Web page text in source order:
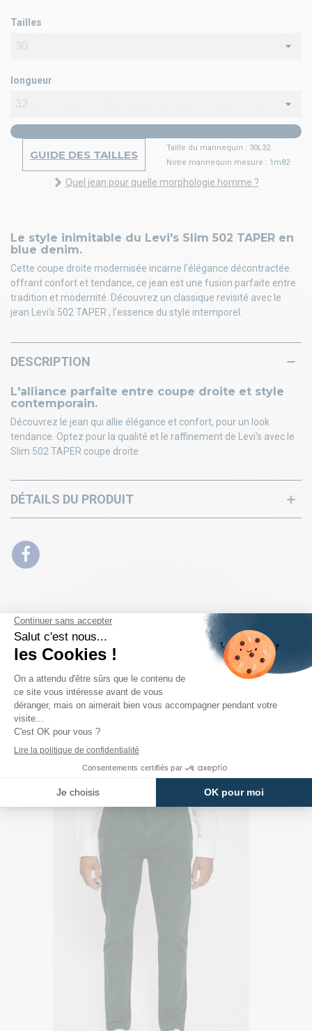
Le style inimitable du Levi's Slim 502 TAPER en
blue denim.
Cette coupe droite modernisée incarne l'élégance décontractée.
offrant confort et tendance, ce jean est une fusion parfaite entre
tradition et modernité. Découvrez un classique revisité avec le
jean Levi's 502 TAPER , l'essence du style intemporel.
Tailles
longueur
GUIDE DES TAILLES
Taille du mannequin : 30L32
Notre mannequin mesure : 1m82
Quel jean pour quelle morphologie homme ?
DESCRIPTION
L'alliance parfaite entre coupe droite et style
contemporain.
Découvrez le jean qui allie élégance et confort, pour un look
tendance. Optez pour la qualité et le raffinement de Levi's avec le
Slim 502 TAPER coupe droite
DÉTAILS DU PRODUIT
PRODUITS DE LA MÊME CATÉGORIE